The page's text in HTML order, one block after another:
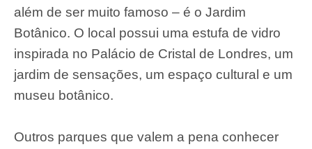
além de ser muito famoso – é o Jardim
Botânico. O local possui uma estufa de vidro
inspirada no Palácio de Cristal de Londres, um
jardim de sensações, um espaço cultural e um
museu botânico.
Outros parques que valem a pena conhecer